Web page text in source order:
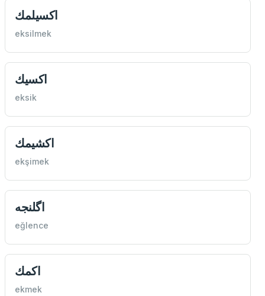
اكسيلمك
eksilmek
اكسيك
eksik
اكشيمك
ekşimek
اگلنجه
eğlence
اكمك
ekmek